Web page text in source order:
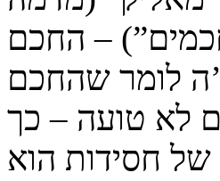
– החכם
לומר שהחכם
לא טועה – כך
חסידות הוא